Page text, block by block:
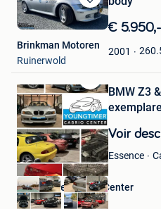
Sauvegarder
dans
Favoris
€ 5.950,-
2001
Brinkman Motoren
Ruinerwold
Sauvegarder
dans
Mes
Favoris
BMW Z3
Voir
Essence
Youngtimer Cabrio Center
Mol